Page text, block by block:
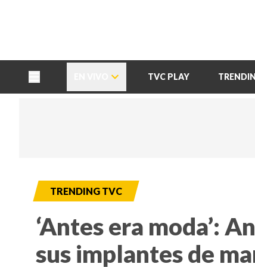
TVC PLAY
TRENDING TVC
‘Antes era moda’:
sus implantes de